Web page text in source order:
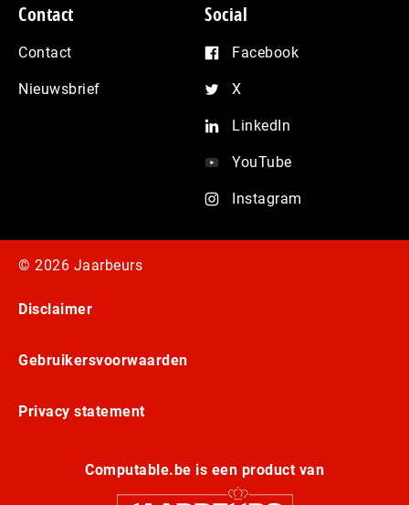
Contact
Contact
Nieuwsbrief
Social
Facebook
X
LinkedIn
YouTube
Instagram
© 2026 Jaarbeurs
Disclaimer
Gebruikersvoorwaarden
Privacy statement
Computable.be is een product van